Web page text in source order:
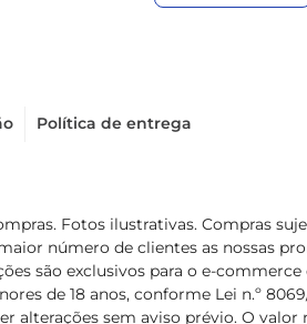
Política de entrega
Fotos ilustrativas. Compras
número de clientes as nossas
são exclusivos para o e-
de 18 anos, conforme Lei n.º
alterações sem aviso prévio. O